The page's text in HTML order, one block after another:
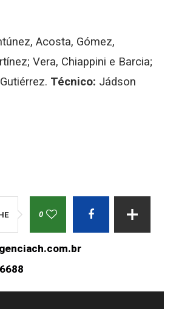
Acosta, Gómez,
Vera, Chiappini e Barcia;
Técnico: Jádson
0